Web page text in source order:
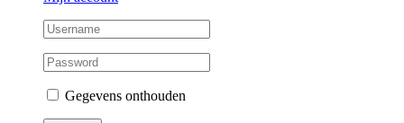
Gegevens onthouden